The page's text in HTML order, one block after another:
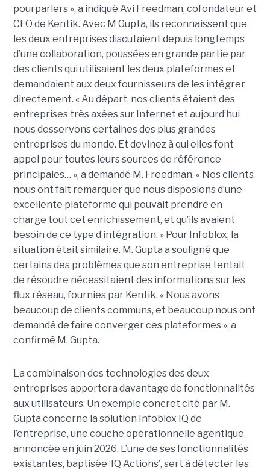
pourparlers », a indiqué Avi Freedman, cofondateur et
CEO de Kentik. Avec M Gupta, ils reconnaissent que
les deux entreprises discutaient depuis longtemps
d’une collaboration, poussées en grande partie par
des clients qui utilisaient les deux plateformes et
demandaient aux deux fournisseurs de les intégrer
directement. « Au départ, nos clients étaient des
entreprises très axées sur Internet et aujourd’hui
nous desservons certaines des plus grandes
entreprises du monde. Et devinez à qui elles font
appel pour toutes leurs sources de référence
principales… », a demandé M. Freedman. « Nos clients
nous ont fait remarquer que nous disposions d’une
excellente plateforme qui pouvait prendre en
charge tout cet enrichissement, et qu’ils avaient
besoin de ce type d’intégration. » Pour Infoblox, la
situation était similaire. M. Gupta a souligné que
certains des problèmes que son entreprise tentait
de résoudre nécessitaient des informations sur les
flux réseau, fournies par Kentik. « Nous avons
beaucoup de clients communs, et beaucoup nous ont
demandé de faire converger ces plateformes », a
confirmé M. Gupta.
La combinaison des technologies des deux
entreprises apportera davantage de fonctionnalités
aux utilisateurs. Un exemple concret cité par M.
Gupta concerne la solution Infoblox IQ de
l’entreprise, une couche opérationnelle agentique
annoncée en juin 2026. L’une de ses fonctionnalités
existantes, baptisée ‘IQ Actions’, sert à détecter les